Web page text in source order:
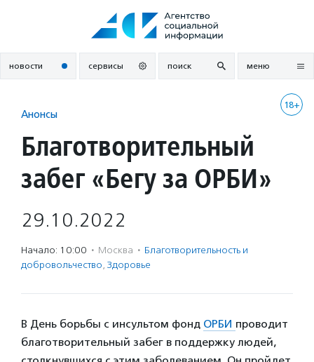
новости сервисы поиск меню
18+
Анонсы
Благотворительный
забег «Бегу за ОРБИ»
29.10.2022
Начало: 10:00 · Москва · Благотвори­тель­ность и
доброволь­чест­во, Здоровье
В День борьбы с инсультом фонд ОРБИ проводит
благотворительный забег в поддержку людей,